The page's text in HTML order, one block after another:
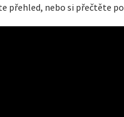
přehled, nebo si přečtěte